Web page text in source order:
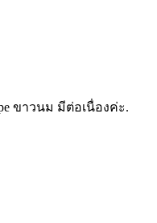
ขาวนม มีต่อเนื่องค่ะ.